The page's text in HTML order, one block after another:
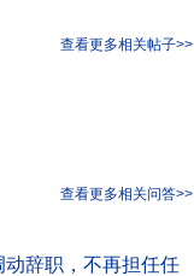
查看更多相关帖子>>
查看更多相关问答>>
辞职，不再担任任